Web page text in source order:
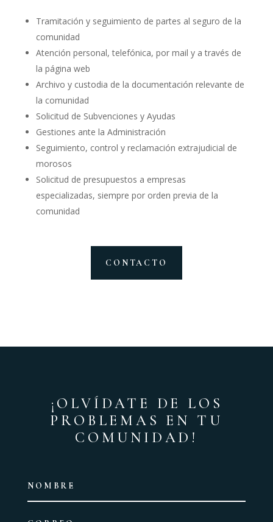
Tramitación y seguimiento de partes al seguro de la
comunidad
Atención personal, telefónica, por mail y a través de
la página web
Archivo y custodia de la documentación relevante de
la comunidad
Solicitud de Subvenciones y Ayudas
Gestiones ante la Administración
Seguimiento, control y reclamación extrajudicial de
morosos
Solicitud de presupuestos a empresas
especializadas, siempre por orden previa de la
comunidad
CONTACTO
¡OLVÍDATE DE LOS
PROBLEMAS EN TU
COMUNIDAD!